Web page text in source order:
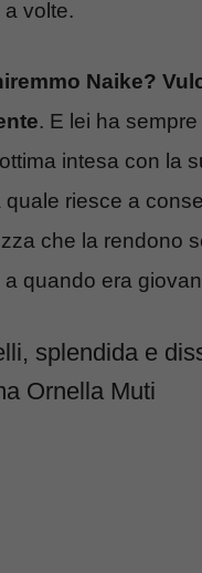
a volte.
Naike?
. E lei ha
intesa con la
quale riesce a
che la rendono
a quando era
splendida e
Ornella Muti